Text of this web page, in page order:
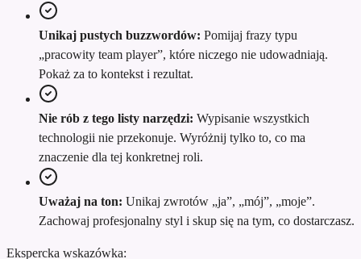
Unikaj pustych buzzwordów: Pomijaj frazy typu
„pracowity team player”, które niczego nie udowadniają.
Pokaż za to kontekst i rezultat.
Nie rób z tego listy narzędzi: Wypisanie wszystkich
technologii nie przekonuje. Wyróżnij tylko to, co ma
znaczenie dla tej konkretnej roli.
Uważaj na ton: Unikaj zwrotów „ja”, „mój”, „moje”.
Zachowaj profesjonalny styl i skup się na tym, co dostarczasz.
Ekspercka wskazówka: